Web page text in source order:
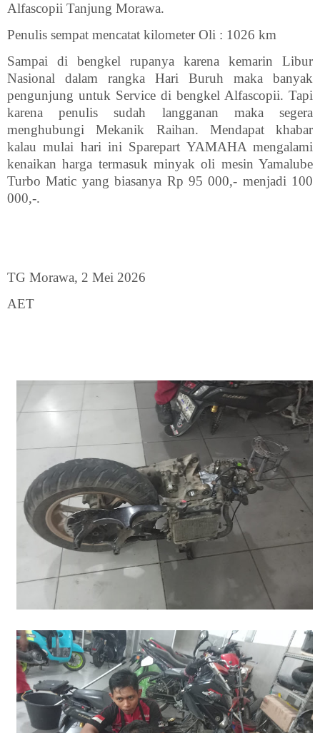
Alfascopii Tanjung Morawa.
Penulis sempat mencatat kilometer Oli : 1026 km
Sampai di bengkel rupanya karena kemarin Libur
Nasional dalam rangka Hari Buruh maka banyak
pengunjung untuk Service di bengkel Alfascopii. Tapi
karena penulis sudah langganan maka segera
menghubungi Mekanik Raihan. Mendapat khabar
kalau mulai hari ini Sparepart YAMAHA mengalami
kenaikan harga termasuk minyak oli mesin Yamalube
Turbo Matic yang biasanya Rp 95 000,- menjadi 100
000,-.
TG Morawa, 2 Mei 2026
AET